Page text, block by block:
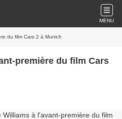
MENU
du film Cars 2 à Munich
première du film Cars